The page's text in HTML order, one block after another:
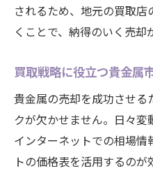
されるため、地元の買取
くことで、納得のいく売却
買取戦略に役立つ貴金属
貴金属の売却を成功させる
クが欠かせません。日々変
インターネットでの相場
トの価格表を活用するの